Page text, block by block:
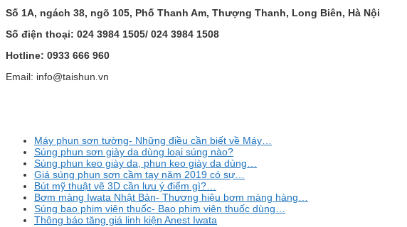
Số 1A, ngách 38, ngõ 105, Phố Thanh Am, Thượng Thanh, Long Biên, Hà Nội
Số điện thoại: 024 3984 1505/ 024 3984 1508
Hotline: 0933 666 960
Email: info@taishun.vn
Máy phun sơn tường- Những điều cần biết về Máy…
Súng phun sơn giày da dùng loại súng nào?
Súng phun keo giày da, phun keo giày da dùng…
Giá súng phun sơn cầm tay năm 2019 có sự…
Bút mỹ thuật vẽ 3D cần lưu ý điểm gì?…
Bơm màng Iwata Nhật Bản- Thương hiệu bơm màng hàng…
Súng bao phim viên thuốc- Bao phim viên thuốc dùng…
Thông báo tăng giá linh kiện Anest Iwata